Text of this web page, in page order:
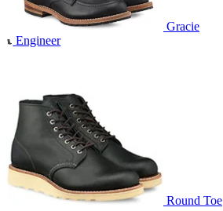
Gracie
Engineer
Round Toe